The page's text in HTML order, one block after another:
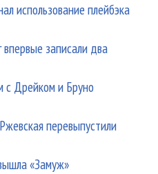
использование плейбэка
записали два
с Дрейком и Бруно
перевыпустили
«Замуж»